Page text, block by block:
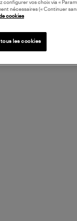
vos choix via «
nécessaires (« Continuer
cookies
les cookies